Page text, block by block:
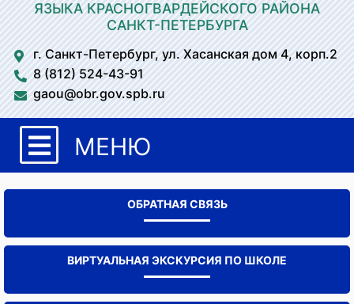
ЯЗЫКА КРАСНОГВАРДЕЙСКОГО РАЙОНА
САНКТ-ПЕТЕРБУРГА
г. Санкт-Петербург, ул. Хасанская дом 4, корп.2
8 (812) 524-43-91
gaou@obr.gov.spb.ru
МЕНЮ
ОБРАТНАЯ СВЯЗЬ
ВИРТУАЛЬНАЯ ЭКСКУРСИЯ ПО ШКОЛЕ